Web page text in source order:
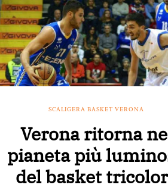
SCALIGERA BASKET VERONA
Verona ritorna
pianeta più
del basket